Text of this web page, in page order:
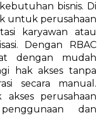
bisnis. Di
untuk perusahaan
karyawan atau
Dengan RBAC
dengan mudah
hak akses tanpa
secara manual.
perusahaan
dan